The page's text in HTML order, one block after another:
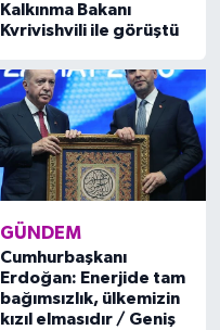
Kalkınma Bakanı
Kvrivishvili ile görüştü
GÜNDEM
Cumhurbaşkanı
Erdoğan: Enerjide tam
bağımsızlık, ülkemizin
kızıl elmasıdır / Geniş